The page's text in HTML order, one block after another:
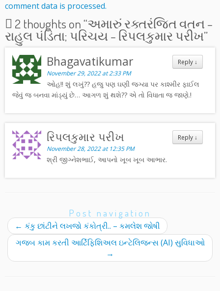
comment data is processed.
2 thoughts on “અમારું રક્તરંજિત વતન –
રાહુલ પંડિતા; પરિચય – રિપલકુમાર પરીખ”
Reply ↓
Bhagavatikumar
November 29, 2022 at 2:33 PM
ઓહ!! શું લખું?? હજુ પણ ઘણી જગ્યા પર કાશ્મીર ફાઈલ
જેવું જ બનવા માંડ્યું છે… આગળ શું થશે?? એ તો વિધાતા જ જાણે.!
Reply ↓
રિપલકુમાર પરીખ
November 28, 2022 at 12:35 PM
શ્રી જીગ્નેશભાઈ, આપનો ખૂબ ખૂબ આભાર.
Post navigation
← કંકુ છાંટીને લખજો કંકોત્રી.. – કમલેશ જોષી
ગજબ કામ કરતી આર્ટિફિશિઅલ ઇન્ટેલિજન્સ (AI) સુવિધાઓ
→